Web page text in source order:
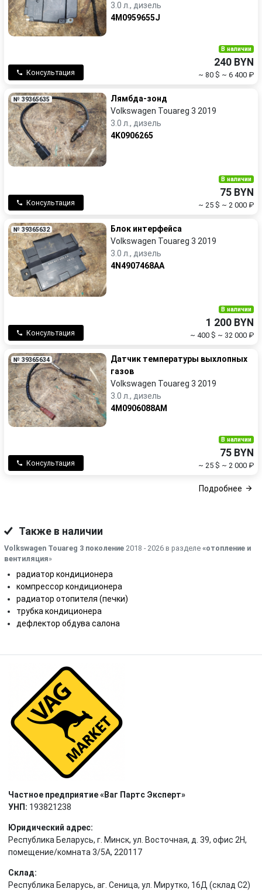
3.0 л., дизель
4M0959655J
Консультация
В наличии
240 BYN
~ 80 $ ~ 6 400 ₽
№ 39365635
Лямбда-зонд
Volkswagen Touareg 3 2019
3.0 л., дизель
4K0906265
Консультация
В наличии
75 BYN
~ 25 $ ~ 2 000 ₽
№ 39365632
Блок интерфейса
Volkswagen Touareg 3 2019
3.0 л., дизель
4N4907468AA
Консультация
В наличии
1 200 BYN
~ 400 $ ~ 32 000 ₽
№ 39365634
Датчик температуры выхлопных
газов
Volkswagen Touareg 3 2019
3.0 л., дизель
4M0906088AM
Консультация
В наличии
75 BYN
~ 25 $ ~ 2 000 ₽
Подробнее
Также в наличии
Volkswagen Touareg 3 поколение 2018 - 2026 в разделе «отопление и
вентиляция»
радиатор кондиционера
компрессор кондиционера
радиатор отопителя (печки)
трубка кондиционера
дефлектор обдува салона
Частное предприятие «Ваг Партс Эксперт»
УНП: 193821238
Юридический адрес:
Республика Беларусь, г. Минск, ул. Восточная, д. 39, офис 2Н,
помещение/комната 3/5А, 220117
Склад:
Республика Беларусь, аг. Сеница, ул. Мирутко, 16Д (склад С2)